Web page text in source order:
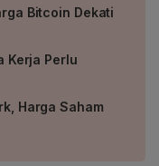
Bitcoin Dekati
Kerja Perlu
Harga Saham